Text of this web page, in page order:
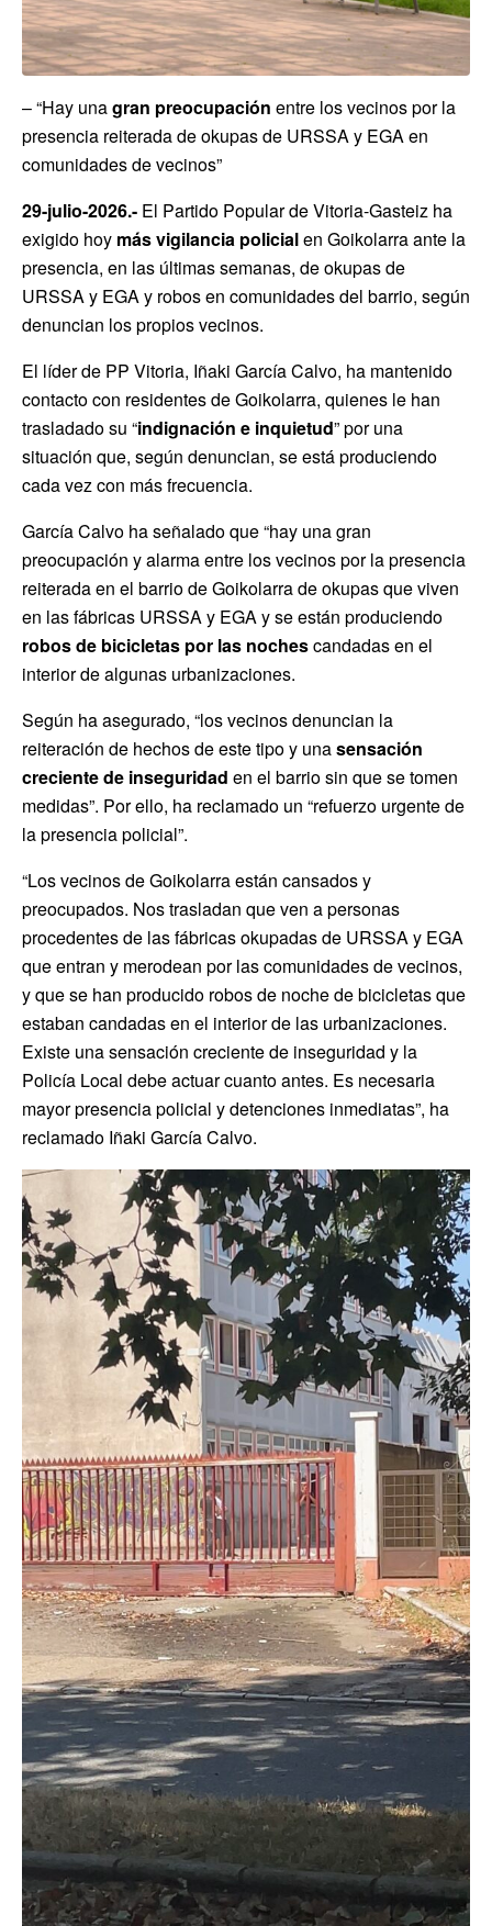
– “Hay unagran preocupación entre los vecinos por la
presencia reiterada de okupas de URSSA y EGA en
comunidades de vecinos”
29-julio-2026.- El Partido Popular de Vitoria-Gasteiz ha
exigido hoy más vigilancia policialen Goikolarra ante la
presencia, en las últimas semanas, de okupas de
URSSA y EGA y robos en comunidades del barrio, según
denuncian los propios vecinos.
El líder de PP Vitoria, Iñaki García Calvo, ha mantenido
contacto con residentes de Goikolarra, quienes le han
trasladado su “indignación e inquietud” por una
situación que, según denuncian, se está produciendo
cada vez con más frecuencia.
García Calvo ha señalado que “hay una gran
preocupación y alarma entre los vecinos por la presencia
reiterada en el barrio de Goikolarra de okupas que viven
en las fábricas URSSA y EGA y se están produciendo
robos de bicicletas por las nochescandadas en el
interior de algunas urbanizaciones.
Según ha asegurado, “los vecinos denuncian la
reiteración de hechos de este tipo y unasensación
creciente de inseguridad en el barrio sin que se tomen
medidas”. Por ello, ha reclamado un “refuerzo urgente de
la presencia policial”.
“Los vecinos de Goikolarra están cansados y
preocupados. Nos trasladan que ven a personas
procedentes de las fábricas okupadas de URSSA y EGA
que entran y merodean por las comunidades de vecinos,
y que se han producido robos de noche de bicicletas que
estaban candadas en el interior de las urbanizaciones.
Existe una sensación creciente de inseguridad y la
Policía Local debe actuar cuanto antes. Es necesaria
mayor presencia policial y detenciones inmediatas”, ha
reclamado Iñaki García Calvo.